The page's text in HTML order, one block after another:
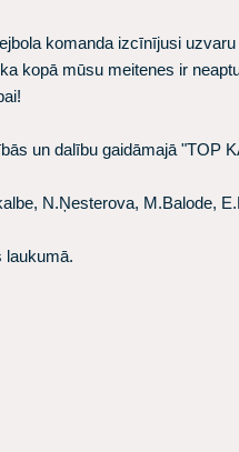
komanda izcīnījusi
kopā mūsu meitenes ir
un dalību gaidāmajā "TOP
N.Ņesterova, M.Balode,
laukumā.